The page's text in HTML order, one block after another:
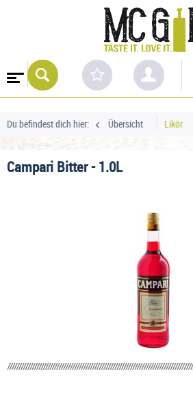
Du befindest dich hier: Übersicht Likör
Campari Bitter - 1.0L